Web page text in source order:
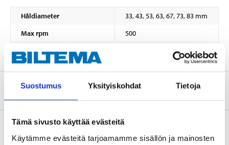
Suostumus Yksityiskohdat Tietoja
Tämä sivusto käyttää evästeitä
Käytämme evästeitä tarjoamamme sisällön ja mainosten
Håldiameter
33, 43, 53, 63, 67, 73, 83 mm
Max rpm
500
Om tillverkaren